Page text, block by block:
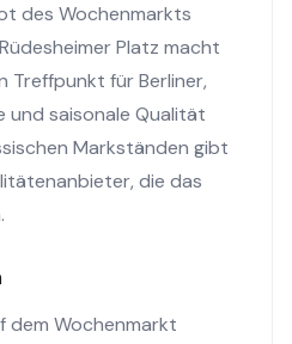
des Wochenmarkts
Platz macht
Treffpunkt für Berliner,
und saisonale Qualität
Markständen gibt
die das
dem Wochenmarkt